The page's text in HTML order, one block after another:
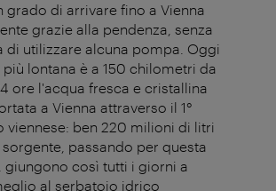
grado di arrivare fino a Vienna
grazie alla pendenza, senza
di utilizzare alcuna pompa. Oggi
lontana è a 150 chilometri da
ore l'acqua fresca e cristallina
a Vienna attraverso il 1°
viennese: ben 220 milioni di litri
passando per questa
giungono così tutti i giorni a
al serbatoio idrico